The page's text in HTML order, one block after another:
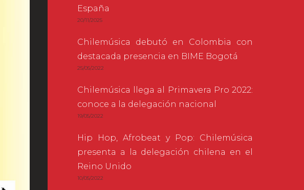
España
20/11/2025
Chilemúsica debutó en Colombia con
destacada presencia en BIME Bogotá
25/05/2022
Chilemúsica llega al Primavera Pro 2022:
conoce a la delegación nacional
19/05/2022
Hip Hop, Afrobeat y Pop: Chilemúsica
presenta a la delegación chilena en el
Reino Unido
10/05/2022